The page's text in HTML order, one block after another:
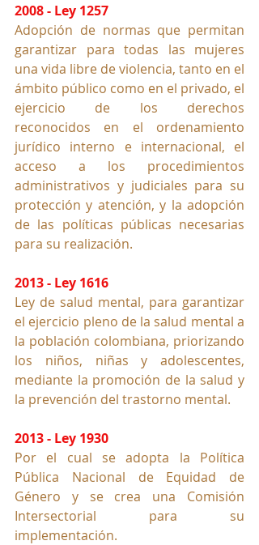
2008 - Ley 1257
Adopción de normas que permitan
garantizar para todas las mujeres
una vida libre de violencia, tanto en el
ámbito público como en el privado, el
ejercicio de los derechos
reconocidos en el ordenamiento
jurídico interno e internacional, el
acceso a los procedimientos
administrativos y judiciales para su
protección y atención, y la adopción
de las políticas públicas necesarias
para su realización.
2013 - Ley 1616
Ley de salud mental, para garantizar
el ejercicio pleno de la salud mental a
la población colombiana, priorizando
los niños, niñas y adolescentes,
mediante la promoción de la salud y
la prevención del trastorno mental.
2013 - Ley 1930
Por el cual se adopta la Política
Pública Nacional de Equidad de
Género y se crea una Comisión
Intersectorial para su
implementación.